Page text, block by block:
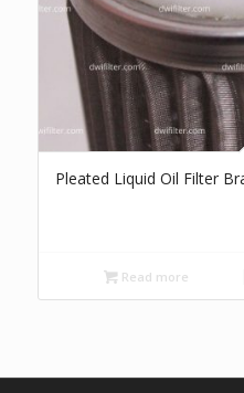
Pleated Liquid Oil Filter
Read more